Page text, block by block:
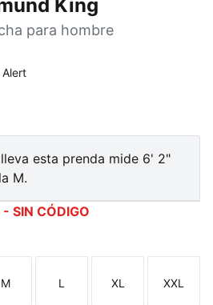
King
para hombre
Alert
esta prenda mide 6' 2"
M.
SIN CÓDIGO
Talla
M
Talla
L
Talla
XL
Talla
XXL